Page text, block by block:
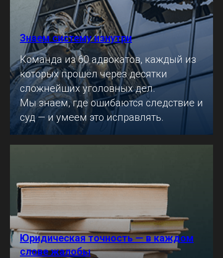
Знаем систему изнутри
Команда из 60 адвокатов, каждый из
которых прошёл через десятки
сложнейших уголовных дел.
Мы знаем, где ошибаются следствие и
суд — и умеем это исправлять.
Юридическая точность — в каждом
слове жалобы